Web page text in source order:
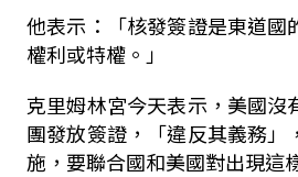
他表示：「核發簽證是東道國
權利或特權。」
克里姆林宮今天表示，美國沒
團發放簽證，「違反其義務」
施，要聯合國和美國對出現這